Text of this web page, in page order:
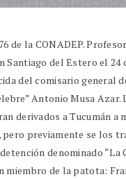
de la CONADEP.
Santiago del Estero el 24
del comisario general
Antonio Musa Azar.
derivados a Tucumán a
pero previamente se los
denominado “La
miembro de la patota: